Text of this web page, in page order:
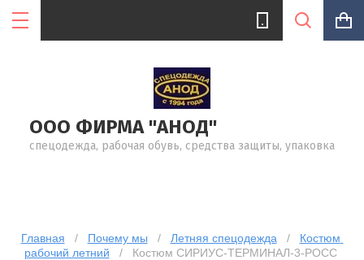
ООО ФИРМА "АНОД"
спецодежда, рабочая обувь, средства защиты, упаковка
Главная
   /
Почему мы
   /
Летняя спецодежда
   /
Костюм
рабочий летний
   /   Костюм СИРИУС-ТЕРМИНАЛ-3-РОСС
Цена (руб.):